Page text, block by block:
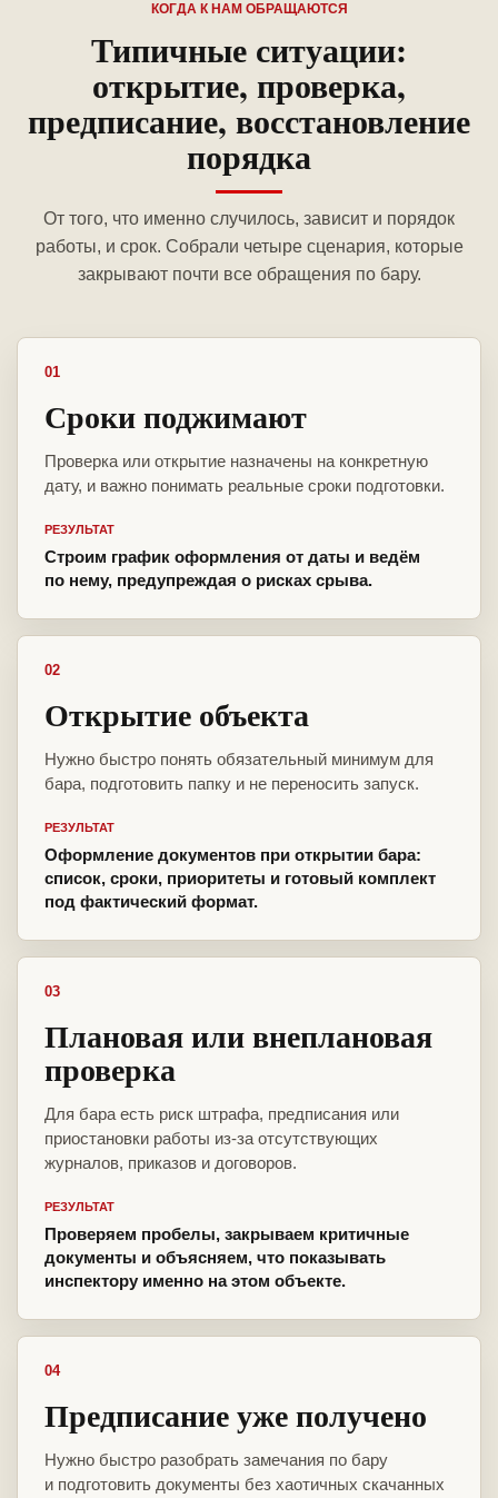
КОГДА К НАМ ОБРАЩАЮТСЯ
Типичные ситуации:
открытие, проверка,
предписание, восстановление
порядка
От того, что именно случилось, зависит и порядок
работы, и срок. Собрали четыре сценария, которые
закрывают почти все обращения по бару.
01
Сроки поджимают
Проверка или открытие назначены на конкретную
дату, и важно понимать реальные сроки подготовки.
РЕЗУЛЬТАТ
Строим график оформления от даты и ведём
по нему, предупреждая о рисках срыва.
02
Открытие объекта
Нужно быстро понять обязательный минимум для
бара, подготовить папку и не переносить запуск.
РЕЗУЛЬТАТ
Оформление документов при открытии бара:
список, сроки, приоритеты и готовый комплект
под фактический формат.
03
Плановая или внеплановая
проверка
Для бара есть риск штрафа, предписания или
приостановки работы из-за отсутствующих
журналов, приказов и договоров.
РЕЗУЛЬТАТ
Проверяем пробелы, закрываем критичные
документы и объясняем, что показывать
инспектору именно на этом объекте.
04
Предписание уже получено
Нужно быстро разобрать замечания по бару
и подготовить документы без хаотичных скачанных